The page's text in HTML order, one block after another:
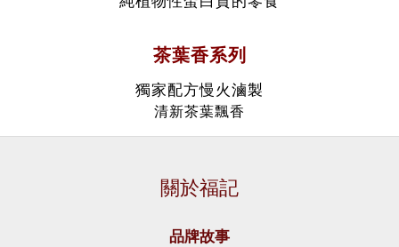
茶葉香系列
獨家配方慢火滷製
清新茶葉飄香
關於福記
品牌故事